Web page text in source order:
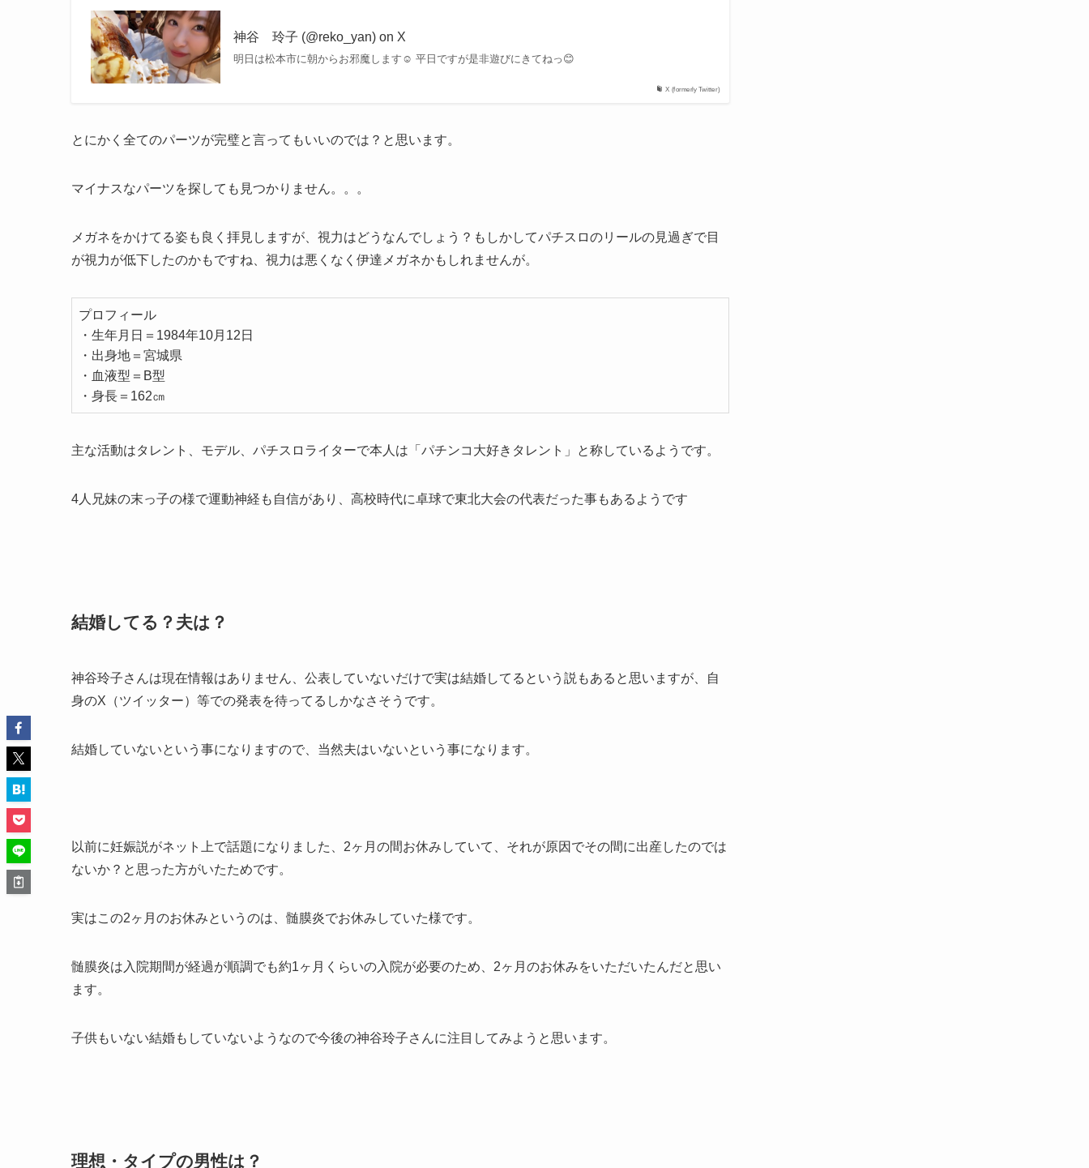
X (formerly Twitter)
神谷 玲子 (@reko_yan) on X
明日は松本市に朝からお邪魔します☺️ 平日ですが是非遊びにきてねっ😊
とにかく全てのパーツが完璧と言ってもいいのでは？と思います。
マイナスなパーツを探しても見つかりません。。。
メガネをかけてる姿も良く拝見しますが、視力はどうなんでしょう？もしかしてパチスロのリールの見過ぎで目
が視力が低下したのかもですね、視力は悪くなく伊達メガネかもしれませんが。
プロフィール
・生年月日＝1984年10月12日
・出身地＝宮城県
・血液型＝B型
・身長＝162㎝
主な活動はタレント、モデル、パチスロライターで本人は「パチンコ大好きタレント」と称しているようです。
4人兄妹の末っ子の様で運動神経も自信があり、高校時代に卓球で東北大会の代表だった事もあるようです
結婚してる？夫は？
神谷玲子さんは現在情報はありません、公表していないだけで実は結婚してるという説もあると思いますが、自
身のX（ツイッター）等での発表を待ってるしかなさそうです。
結婚していないという事になりますので、当然夫はいないという事になります。
以前に妊娠説がネット上で話題になりました、2ヶ月の間お休みしていて、それが原因でその間に出産したのでは
ないか？と思った方がいたためです。
実はこの2ヶ月のお休みというのは、髄膜炎でお休みしていた様です。
髄膜炎は入院期間が経過が順調でも約1ヶ月くらいの入院が必要のため、2ヶ月のお休みをいただいたんだと思い
ます。
子供もいない結婚もしていないようなので今後の神谷玲子さんに注目してみようと思います。
理想・タイプの男性は？